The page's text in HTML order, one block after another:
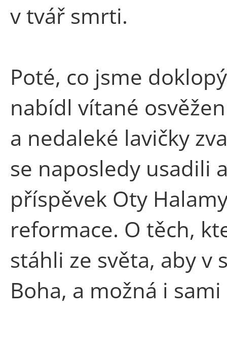
v tvář smrti.
Poté, co jsme
nabídl vítané
a nedaleké lavičky
se naposledy usadili
příspěvek Oty
reformace. O těch,
stáhli ze světa, aby v
Boha, a možná i